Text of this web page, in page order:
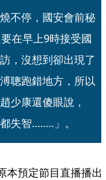
不停，國安會前秘
在早上9時接受國
，沒想到卻出現了
聰跑錯地方，所以
少康還傻眼說，
失智……..」。
本預定節目直播播出